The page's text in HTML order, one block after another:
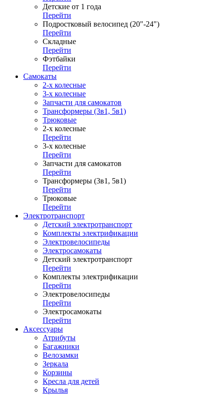
Детские от 1 года
Перейти
Подростковый велосипед (20"-24")
Перейти
Складные
Перейти
Фэтбайки
Перейти
Самокаты
2-х колесные
3-х колесные
Запчасти для самокатов
Трансформеры (3в1, 5в1)
Трюковые
2-х колесные
Перейти
3-х колесные
Перейти
Запчасти для самокатов
Перейти
Трансформеры (3в1, 5в1)
Перейти
Трюковые
Перейти
Электротранспорт
Детский электротранспорт
Комплекты электрификации
Электровелосипеды
Электросамокаты
Детский электротранспорт
Перейти
Комплекты электрификации
Перейти
Электровелосипеды
Перейти
Электросамокаты
Перейти
Аксессуары
Атрибуты
Багажники
Велозамки
Зеркала
Корзины
Кресла для детей
Крылья